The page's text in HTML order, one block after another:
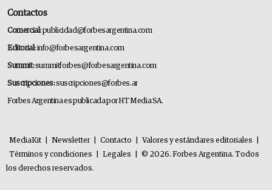
Contactos
Comercial:publicidad@forbesargentina.com
Editorial:info@forbesargentina.com
Summit:summitforbes@forbesargentina.com
Suscripciones:suscripciones@forbes.ar
Forbes Argentina es publicada por HT Media SA.
MediaKit Newsletter Contacto Valores y estándares editoriales
Términos y condiciones
Legales
© 2026. Forbes Argentina. Todos
los derechos reservados.